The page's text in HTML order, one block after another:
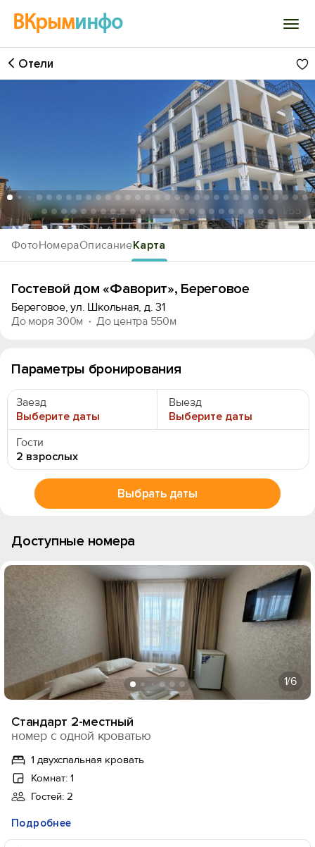
ВКрыминфо
Войти
История просмотра
Добавить свой объект
ФотоНомераОписаниеКарта
Отели
1/55
Гостевой дом «Фаворит», Береговое
Береговое, ул. Школьная, д. 31
До моря 300м
До центра 550м
Параметры бронирования
Заезд
Выберите даты
Выезд
Выберите даты
Гости
2 взрослых
Выбрать даты
Доступные номера
1/6
Стандарт 2-местный
номер с одной кроватью
1 двухспальная кровать
Комнат: 1
Гостей: 2
Подробнее